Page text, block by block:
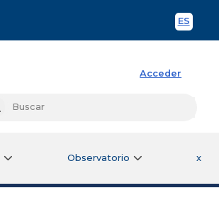
ES
Acceder
Buscar
Observatorio x